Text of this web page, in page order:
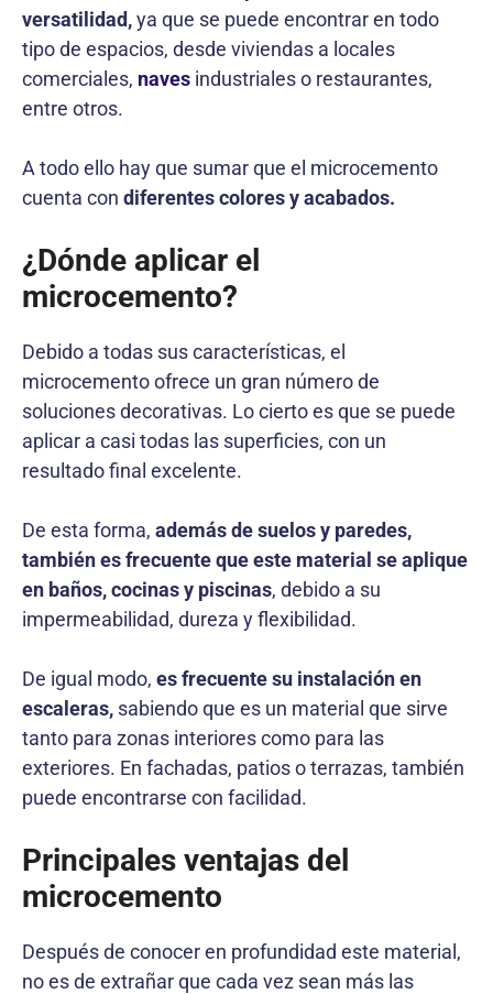
versatilidad,ya que se puede encontrar en todo
tipo de espacios, desde viviendas a locales
comerciales, naves industriales o restaurantes,
entre otros.
A todo ello hay que sumar que el microcemento
cuenta con diferentes colores y acabados.
¿Dónde aplicar el
microcemento?
Debido a todas sus características, el
microcemento ofrece un gran número de
soluciones decorativas. Lo cierto es que se puede
aplicar a casi todas las superficies, con un
resultado final excelente.
De esta forma, además de suelos y paredes,
también es frecuente que este material se aplique
en baños, cocinas y piscinas, debido a su
impermeabilidad, dureza y flexibilidad.
De igual modo, es frecuente su instalación en
escaleras, sabiendo que es un material que sirve
tanto para zonas interiores como para las
exteriores. En fachadas, patios o terrazas, también
puede encontrarse con facilidad.
Principales ventajas del
microcemento
Después de conocer en profundidad este material,
no es de extrañar que cada vez sean más las